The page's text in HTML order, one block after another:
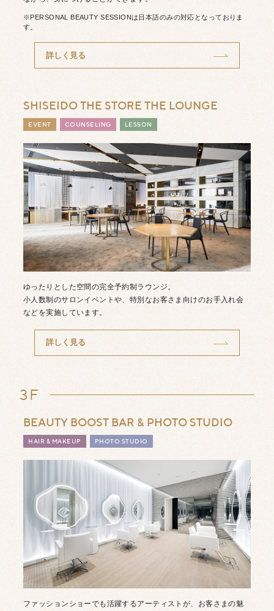
※PERSONAL BEAUTY SESSIONは日本語のみの対応となっておりま
す。
詳しく見る
SHISEIDO THE STORE THE LOUNGE
EVENT COUNSELING LESSON
ゆったりとした空間の完全予約制ラウンジ。
小人数制のサロンイベントや、特別なお客さま向けのお手入れ会
などを実施しています。
詳しく見る
3F
BEAUTY BOOST BAR & PHOTO STUDIO
HAIR & MAKEUP PHOTO STUDIO
ファッションショーでも活躍するアーティストが、お客さまの魅